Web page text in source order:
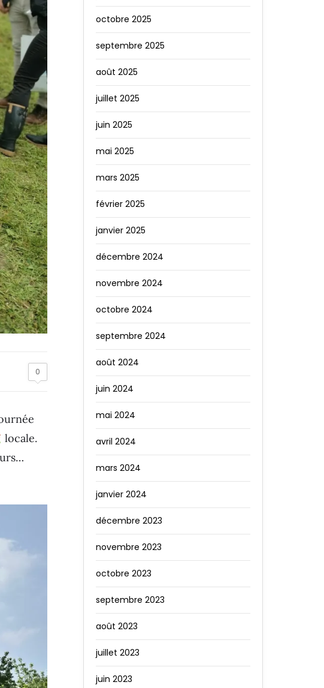
0
locale.
octobre 2025
septembre 2025
août 2025
juillet 2025
juin 2025
mai 2025
mars 2025
février 2025
janvier 2025
décembre 2024
novembre 2024
octobre 2024
septembre 2024
août 2024
juin 2024
mai 2024
avril 2024
mars 2024
janvier 2024
décembre 2023
novembre 2023
octobre 2023
septembre 2023
août 2023
juillet 2023
juin 2023